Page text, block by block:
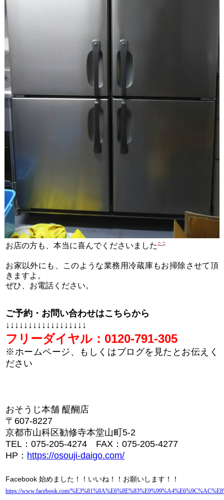
お店の方も、本当に喜んでくださいました
お家以外にも、このような業務用冷蔵庫もお掃除させて頂
きますよ。
ぜひ、お電話ください。
ご予約・お問い合わせはこちらから
↓↓↓↓↓↓↓↓↓↓↓↓↓↓↓↓↓↓
フリーダイヤル： 0120-791-305
※ホームページ、もしくはブログを見たとお伝えく
ださい
おそうじ本舗 醍醐店
〒 607-8227
京都市山科区勧修寺本堂山町5-2
TEL ：075-205-4274 FAX ：075-205-4277
HP ： https://osouji-daigo.com/
Facebook始めました！！いいね！！お願いします！！
https://www.facebook.com/